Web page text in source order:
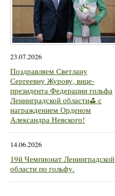
23.07.2026
Поздравляем Светлану
Сергеевну Журову, вице-
президента Федерации гольфа
Ленинградской области⛳ с
награждением Орденом
Александра Невского!
14.06.2026
19й Чемпионат Ленинградской
области по гольфу.